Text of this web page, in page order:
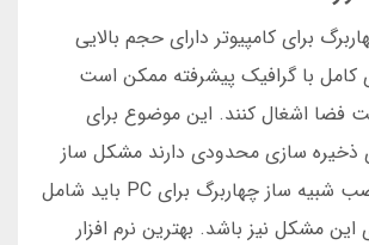
برای کامپیوتر دارای حجم بالایی
با گرافیک پیشرفته ممکن است
فضا اشغال کنند. این موضوع برای
ذخیره سازی محدودی دارند مشکل ساز
است. راهنمای نصب شبیه ساز چهاربرگ برای PC باید شامل
مشکل نیز باشد. بهترین نرم افزار